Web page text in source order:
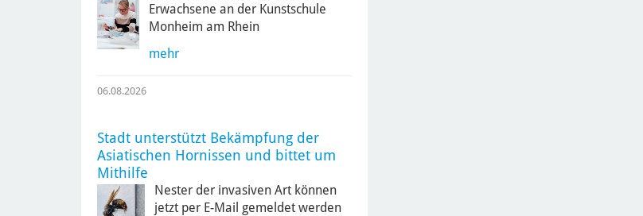
Erwachsene an der Kunstschule
Monheim am Rhein
mehr
06.08.2026
Stadt unterstützt Bekämpfung der
Asiatischen Hornissen und bittet um
Mithilfe
Nester der invasiven Art können
jetzt per E-Mail gemeldet werden